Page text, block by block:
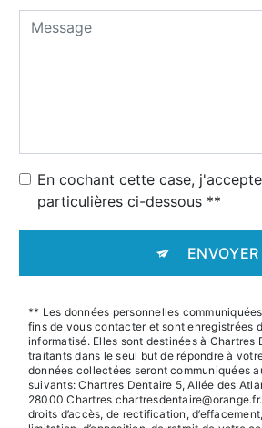
En cochant cette case,
particulières ci-dessous **
ENVOYER
** Les données personnelles
fins de vous contacter et sont enregistrées
informatisé. Elles sont destinées à Chartres
traitants dans le seul but de répondre à
données collectées seront communiquées
suivants: Chartres Dentaire 5, Allée des
28000 Chartres
droits d’accès, de rectification,